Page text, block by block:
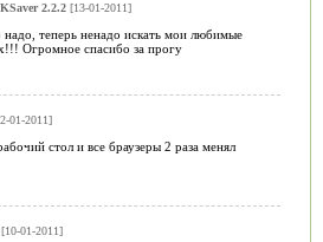
2.2.2[13-01-2011]
надо, теперь ненадо искать мои любимые
Огромное спасибо за прогу
01-2011]
стол и все браузеры 2 раза менял
01-2011]